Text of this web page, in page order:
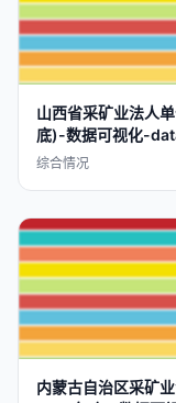
山西省采矿业法人
底)-数据可视化-
综合情况
内蒙古自治区采矿业